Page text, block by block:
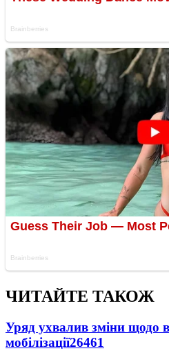
ЧИТАЙТЕ ТАКОЖ
Уряд ухвалив зміни щодо
мобілізації26461